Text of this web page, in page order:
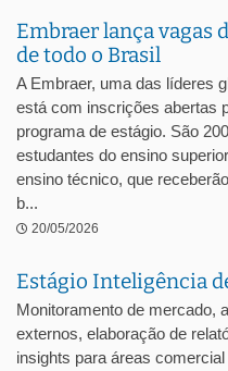
Embraer lança vagas
de todo o Brasil
A Embraer, uma das líderes
está com inscrições abertas
programa de estágio. São
estudantes do ensino
ensino técnico, que
b...
20/05/2026
Estágio Inteligência
Monitoramento de mercado,
externos, elaboração de
insights para áreas